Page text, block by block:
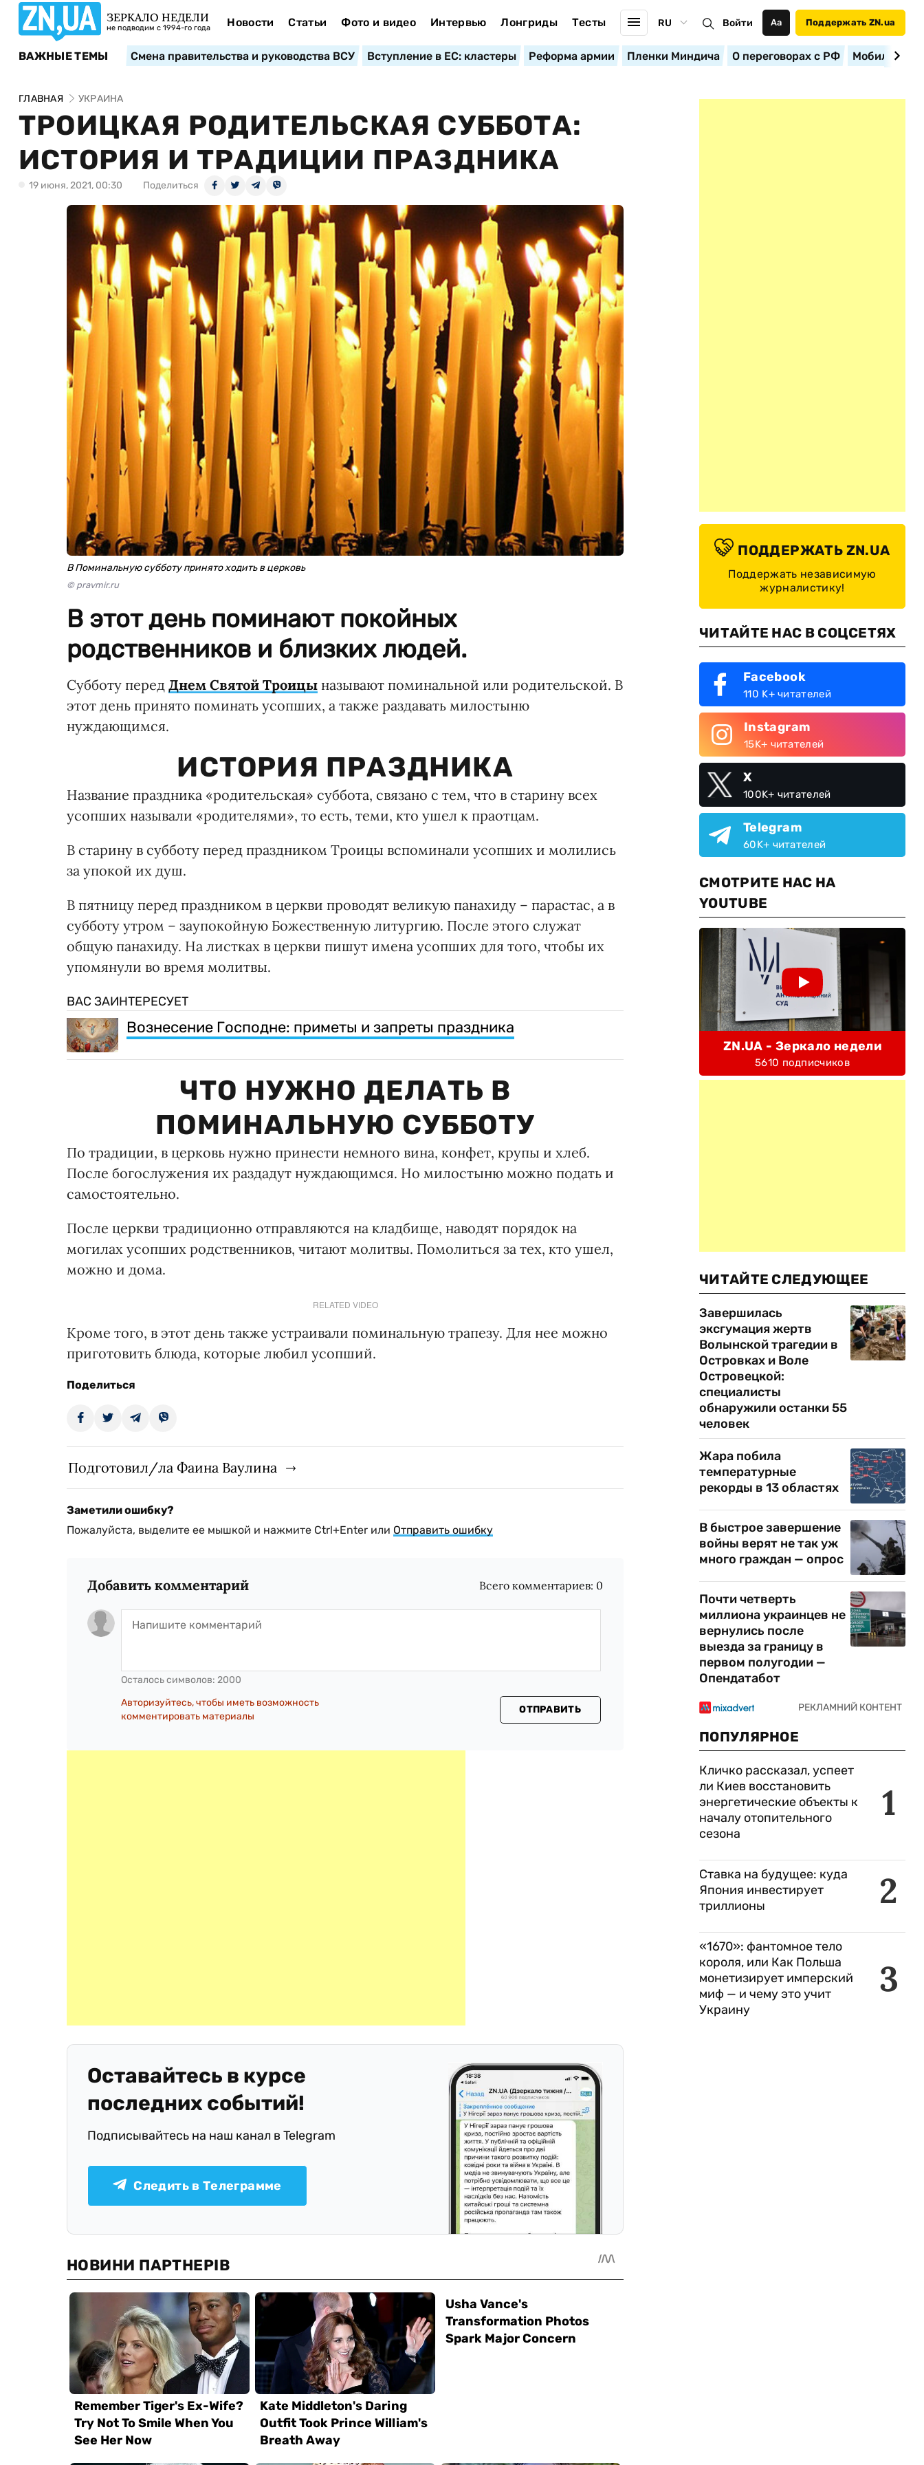
ЗЕРКАЛО НЕДЕЛИ
не подводим с 1994-го года Новости Статьи Фото и видео Интервью Лонгриды Тесты RU Войти Аа Поддержать ZN.ua
ВАЖНЫЕ ТЕМЫ Смена правительства и руководства ВСУ Вступление в ЕС: кластеры Реформа армии Пленки Миндича О переговорах с РФ
ГЛАВНАЯ УКРАИНА
ТРОИЦКАЯ РОДИТЕЛЬСКАЯ СУББОТА:
ИСТОРИЯ И ТРАДИЦИИ ПРАЗДНИКА
19 июня, 2021, 00:30 Поделиться
В Поминальную субботу принято ходить в церковь
© pravmir.ru
В этот день поминают покойных
родственников и близких людей.
Субботу перед Днем Святой Троицы называют поминальной или родительской. В
этот день принято поминать усопших, а также раздавать милостыню
нуждающимся.
ИСТОРИЯ ПРАЗДНИКА
Название праздника «родительская» суббота, связано с тем, что в старину всех
усопших называли «родителями», то есть, теми, кто ушел к праотцам.
В старину в субботу перед праздником Троицы вспоминали усопших и молились
за упокой их душ.
В пятницу перед праздником в церкви проводят великую панахиду – парастас, а в
субботу утром – заупокойную Божественную литургию. После этого служат
общую панахиду. На листках в церкви пишут имена усопших для того, чтобы их
упомянули во время молитвы.
ВАС ЗАИНТЕРЕСУЕТ
Вознесение Господне: приметы и запреты праздника
ЧТО НУЖНО ДЕЛАТЬ В
ПОМИНАЛЬНУЮ СУББОТУ
По традиции, в церковь нужно принести немного вина, конфет, крупы и хлеб.
После богослужения их раздадут нуждающимся. Но милостыню можно подать и
самостоятельно.
После церкви традиционно отправляются на кладбище, наводят порядок на
могилах усопших родственников, читают молитвы. Помолиться за тех, кто ушел,
можно и дома.
RELATED VIDEO
Кроме того, в этот день также устраивали поминальную трапезу. Для нее можно
приготовить блюда, которые любил усопший.
Поделиться
Подготовил/ла Фаина Ваулина
Заметили ошибку?
Пожалуйста, выделите ее мышкой и нажмите Ctrl+Enter или Отправить ошибку
Добавить комментарий Всего комментариев: 0
Осталось символов: 2000
Авторизуйтесь, чтобы иметь возможность
комментировать материалы
ОТПРАВИТЬ
Оставайтесь в курсе
последних событий!
Подписывайтесь на наш канал в Telegram
Следить в Телеграмме
ПОДДЕРЖАТЬ ZN.UA
Поддержать независимую
журналистику!
ЧИТАЙТЕ НАС В СОЦСЕТЯХ
Facebook
110 K+ читателей
Instagram
15K+ читателей
X
100K+ читателей
Telegram
60K+ читателей
СМОТРИТЕ НАС НА
YOUTUBE
ZN.UA - Зеркало недели
5610 подписчиков
ЧИТАЙТЕ СЛЕДУЮЩЕЕ
Завершилась
эксгумация жертв
Волынской трагедии в
Островках и Воле
Островецкой:
специалисты
обнаружили останки 55
человек
Жара побила
температурные
рекорды в 13 областях
В быстрое завершение
войны верят не так уж
много граждан — опрос
Почти четверть
миллиона украинцев не
вернулись после
выезда за границу в
первом полугодии —
Опендатабот
ПОПУЛЯРНОЕ
1
Кличко рассказал, успеет
ли Киев восстановить
энергетические объекты к
началу отопительного
сезона
2
Ставка на будущее: куда
Япония инвестирует
триллионы
3
«1670»: фантомное тело
короля, или Как Польша
монетизирует имперский
миф — и чему это учит
Украину